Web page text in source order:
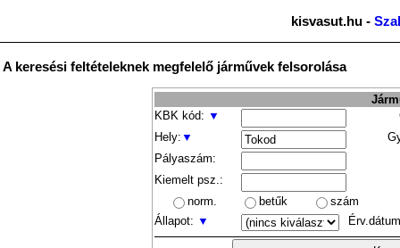
kisvasut.hu -
A keresési feltételeknek megfelelő járművek felsorolása
KBK kód: ▼
Hely: ▼
Pályaszám:
Kiemelt psz.:
norm.
betűk
szám
Állapot: ▼